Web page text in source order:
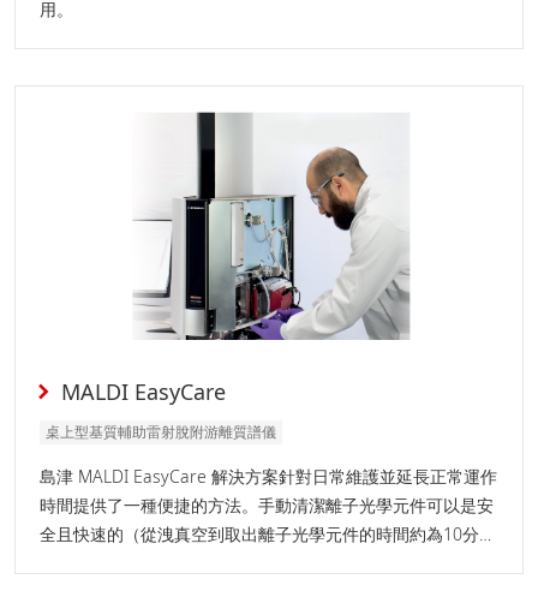
用。
MALDI EasyCare
桌上型基質輔助雷射脫附游離質譜儀
島津 MALDI EasyCare 解決方案針對日常維護並延長正常運作
時間提供了一種便捷的方法。手動清潔離子光學元件可以是安
全且快速的（從洩真空到取出離子光學元件的時間約為10分